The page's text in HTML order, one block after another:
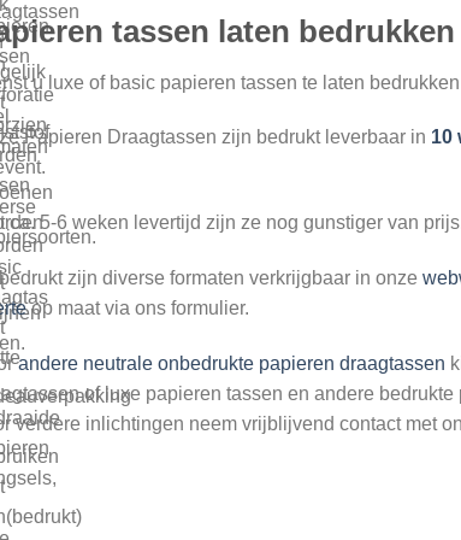
tassen laten bedrukken
u luxe of basic papieren tassen te laten
Papieren Draagtassen zijn bedrukt leverbaar in 10
ca. 5-6 weken levertijd zijn ze nog gunstiger van
zijn diverse formaten verkrijgbaar in onze
op maat via ons formulier.
andere neutrale onbedrukte papieren draagtassen
of luxe papieren tassen en andere
verdere inlichtingen neem vrijblijvend contact met